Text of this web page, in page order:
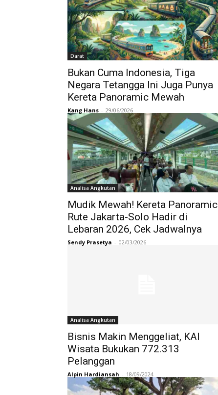
Darat
Bukan Cuma Indonesia, Tiga
Negara Tetangga Ini Juga Punya
Kereta Panoramic Mewah
Kang Hans - 29/06/2026
Analisa Angkutan
Mudik Mewah! Kereta Panoramic
Rute Jakarta-Solo Hadir di
Lebaran 2026, Cek Jadwalnya
Sendy Prasetya - 02/03/2026
Analisa Angkutan
Bisnis Makin Menggeliat, KAI
Wisata Bukukan 772.313
Pelanggan
Alpin Hardiansah - 18/09/2024